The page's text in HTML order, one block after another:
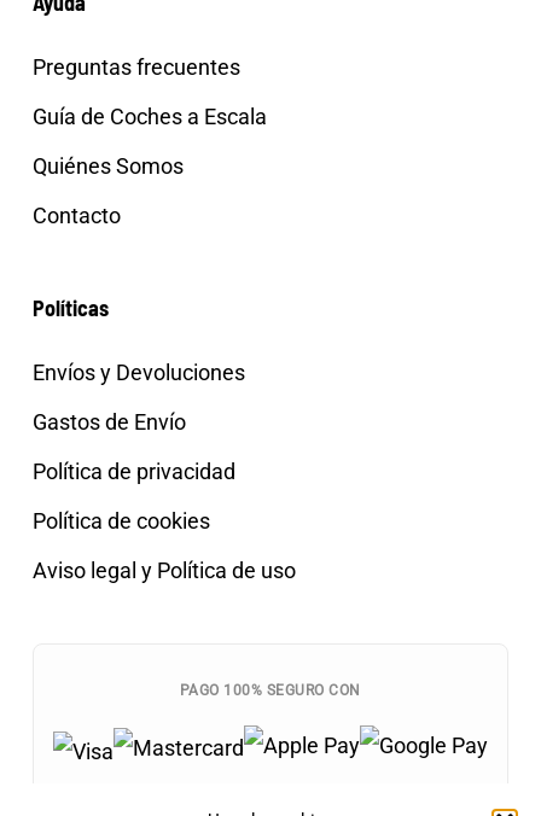
Preguntas frecuentes
Guía de Coches a Escala
Quiénes Somos
Contacto
Políticas
Envíos y Devoluciones
Gastos de Envío
Política de privacidad
Política de cookies
Aviso legal y Política de uso
PAGO 100% SEGURO CON